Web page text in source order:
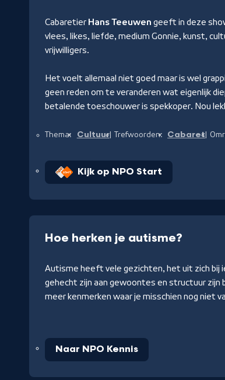
Cabaretier Hans Teeuwen geeft in deze
vlees, likes, liefde, medium Gonnie, kunst,
vrijwilligers.
Het voelt allemaal niet goed maar is wel
geen reden om te veranderen wat eigenlijk
betalende toeschouwer is spekkoper. Nou
Thema: Cultuur Trefwoorden: Cabaret
Kijk op NPO Start
Hoe herken je autisme?
Autisme heeft vele gezichten, het uit zich bij
gehecht zijn aan gewoontes en structuur zijn
meer kenmerken waar je misschien nog niet
Naar NPO Kennis